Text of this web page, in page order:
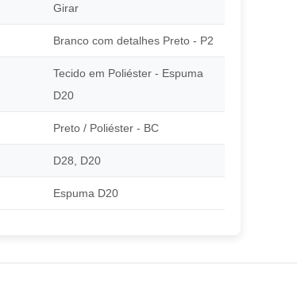
Girar
Branco com detalhes Preto - P2
Tecido em Poliéster - Espuma
D20
Preto / Poliéster - BC
D28, D20
Espuma D20